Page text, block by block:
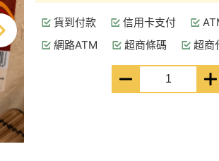
貨到付款 信用卡支付
網路ATM
超商條碼 超商